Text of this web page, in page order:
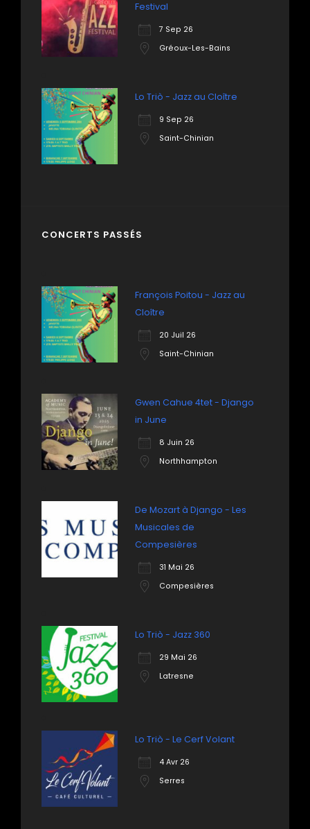
Festival
7 Sep 26
Gréoux-Les-Bains
Lo Triò - Jazz au Cloître
9 Sep 26
Saint-Chinian
CONCERTS PASSÉS
François Poitou - Jazz au
Cloître
20 Juil 26
Saint-Chinian
Gwen Cahue 4tet - Django
in June
8 Juin 26
Northhampton
De Mozart à Django - Les
Musicales de
Compesières
31 Mai 26
Compesières
Lo Triò - Jazz 360
29 Mai 26
Latresne
Lo Triò - Le Cerf Volant
4 Avr 26
Serres